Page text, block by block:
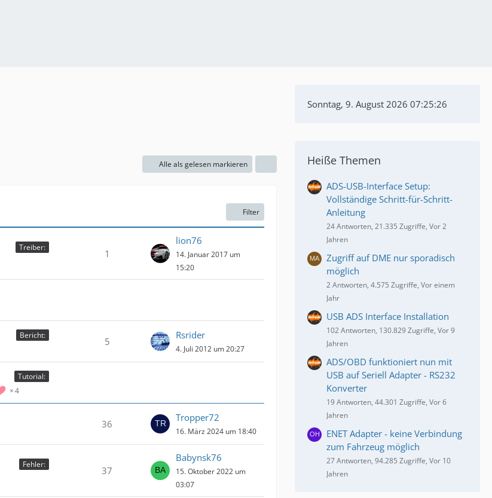
Alle als gelesen markieren
Filter
Treiber:
1
lion76
14. Januar 2017 um
15:20
Bericht:
5
Rsrider
4. Juli 2012 um 20:27
Tutorial:
4
36
Tropper72
16. März 2024 um 18:40
Fehler:
37
Babynsk76
15. Oktober 2022 um
03:07
Sonntag, 9. August 2026 07:25:27
Heiße Themen
ADS-USB-Interface Setup:
Vollständige Schritt-für-Schritt-
Anleitung
24 Antworten, 21.335 Zugriffe, Vor 2
Jahren
Zugriff auf DME nur sporadisch
möglich
2 Antworten, 4.575 Zugriffe, Vor einem
Jahr
USB ADS Interface Installation
102 Antworten, 130.829 Zugriffe, Vor 9
Jahren
ADS/OBD funktioniert nun mit
USB auf Seriell Adapter - RS232
Konverter
19 Antworten, 44.301 Zugriffe, Vor 6
Jahren
ENET Adapter - keine Verbindung
zum Fahrzeug möglich
27 Antworten, 94.285 Zugriffe, Vor 10
Jahren